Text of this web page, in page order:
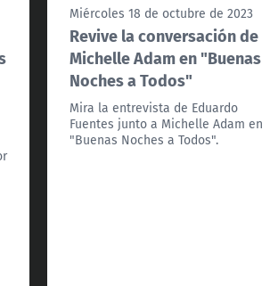
Miércoles 18 de octubre de 2023
Revive la conversación de
Michelle Adam en "Buenas
Noches a Todos"
Mira la entrevista de Eduardo
Fuentes junto a Michelle Adam en
"Buenas Noches a Todos".